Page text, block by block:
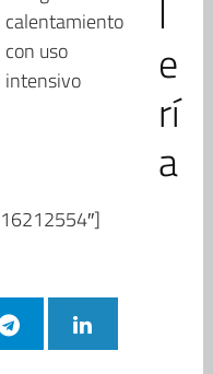
calentamiento
con uso
intensivo
l
e
rí
a